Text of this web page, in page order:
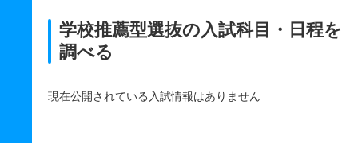
学校推薦型選抜の入試科目・日程を
調べる
現在公開されている入試情報はありません